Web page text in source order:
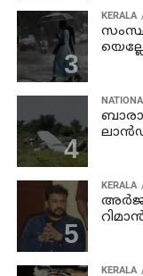
KERALA
KERALA
KERALA